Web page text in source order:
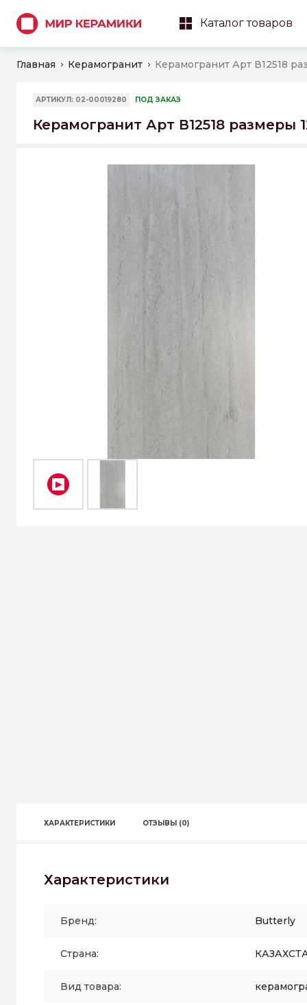
Каталог товаров
Главная Керамогранит
АРТИКУЛ: 02-00019280 ПОД ЗАКАЗ
Керамогранит Арт В12518 размеры
ХАРАКТЕРИСТИКИ ОТЗЫВЫ (0)
Характеристики
Бренд: Butterly
Страна:
Вид товара: